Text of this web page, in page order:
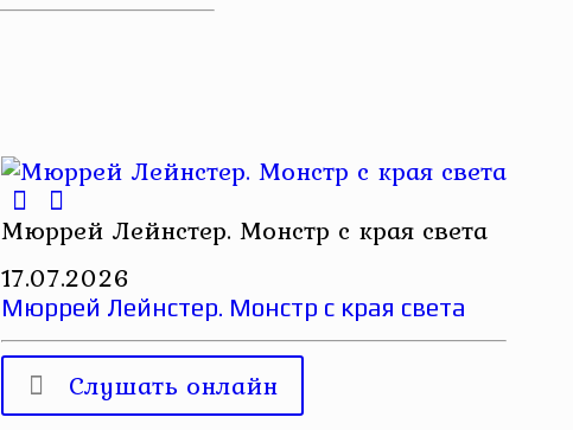
Мюррей Лейнстер. Монстр с края света
17.07.2026
Мюррей Лейнстер. Монстр с края света
Слушать онлайн